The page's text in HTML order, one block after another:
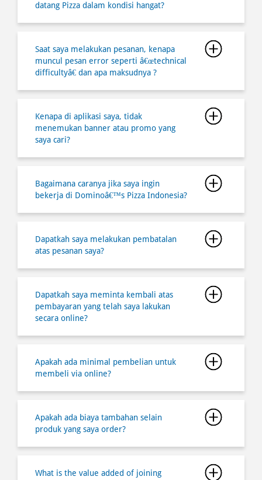
difficultyâ€ dan apa maksudnya ?
Kenapa di aplikasi saya, tidak
menemukan banner atau promo yang
saya cari?
Bagaimana caranya jika saya ingin
bekerja di Dominoâ€™s Pizza Indonesia?
atas pesanan saya?
pembayaran yang telah saya lakukan
secara online?
Apakah ada minimal pembelian untuk
membeli via online?
produk yang saya order?
Domino's Pizza Indonesia membership?
Pizza Indonesia membership?